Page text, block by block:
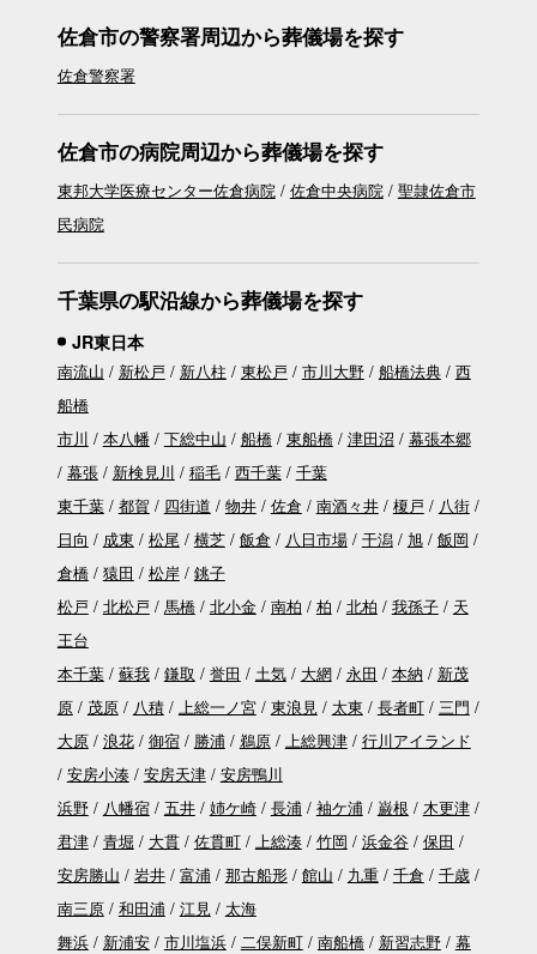
佐倉市の警察署周辺から葬儀場を探す
佐倉警察署
佐倉市の病院周辺から葬儀場を探す
東邦大学医療センター佐倉病院 佐倉中央病院
聖隷佐倉市
民病院
千葉県の駅沿線から葬儀場を探す
JR東日本
南流山 新松戸 新八柱 東松戸 市川大野 船橋法典
西
船橋
市川
本八幡 下総中山 船橋 東船橋 津田沼
幕張本郷
幕張
新検見川 稲毛 西千葉
千葉
東千葉
都賀 四街道 物井 佐倉 南酒々井 榎戸
八街
日向
成東 松尾 横芝 飯倉 八日市場 干潟 旭
飯岡
倉橋
猿田 松岸
銚子
松戸
北松戸 馬橋 北小金 南柏 柏 北柏 我孫子
天
王台
本千葉
蘇我 鎌取 誉田 土気 大網 永田 本納
新茂
原
茂原 八積 上総一ノ宮 東浪見 太東 長者町
三門
大原
浪花 御宿 勝浦 鵜原 上総興津
行川アイランド
安房小湊
安房天津
安房鴨川
浜野
八幡宿 五井 姉ケ崎 長浦 袖ケ浦 巌根
木更津
君津
青堀 大貫 佐貫町 上総湊 竹岡 浜金谷
保田
安房勝山
岩井 富浦 那古船形 館山 九重 千倉
千歳
南三原
和田浦 江見
太海
舞浜
新浦安 市川塩浜 二俣新町 南船橋 新習志野
幕